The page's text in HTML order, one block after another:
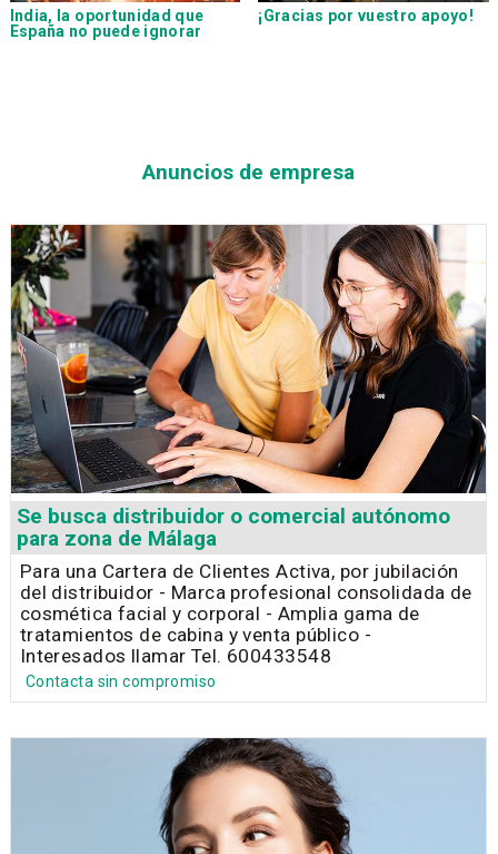
India, la oportunidad que
España no puede ignorar
¡Gracias por vuestro apoyo!
Anuncios de empresa
Se busca distribuidor o comercial autónomo
para zona de Málaga
Para una Cartera de Clientes Activa, por jubilación
del distribuidor - Marca profesional consolidada de
cosmética facial y corporal - Amplia gama de
tratamientos de cabina y venta público -
Interesados llamar Tel. 600433548
Contacta sin compromiso